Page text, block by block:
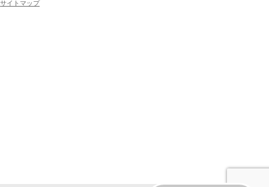
サイトマップ